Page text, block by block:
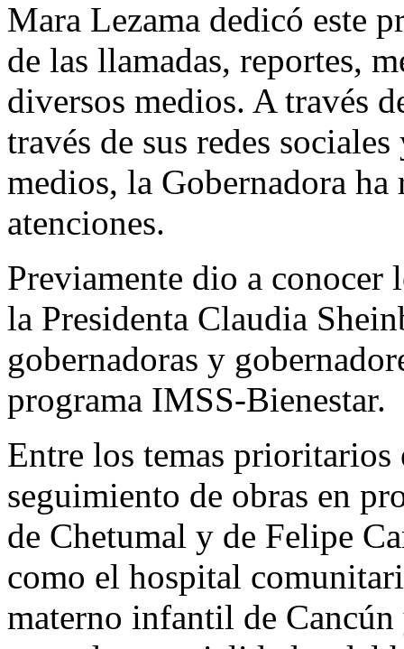
Mara Lezama dedicó este
de las llamadas, reportes,
diversos medios. A través
través de sus redes
medios, la Gobernadora
atenciones.
Previamente dio a conocer
la Presidenta Claudia
gobernadoras y
programa IMSS-Bienestar.
Entre los temas prioritarios
seguimiento de obras en
de Chetumal y de Felipe
como el hospital
materno infantil de